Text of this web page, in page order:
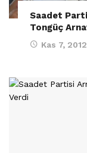
Saadet
Tongüç
Kas 7, 2012